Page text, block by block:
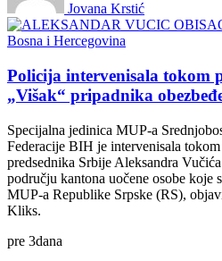
Jovana Krstić
Bosna i Hercegovina
Policija intervenisala tokom
„Višak“ pripadnika
Specijalna jedinica MUP-a
Federacije BIH je intervenisala tokom
predsednika Srbije Aleksandra
području kantona uočene osobe koje
MUP-a Republike Srpske (RS),
Kliks.
pre 3dana